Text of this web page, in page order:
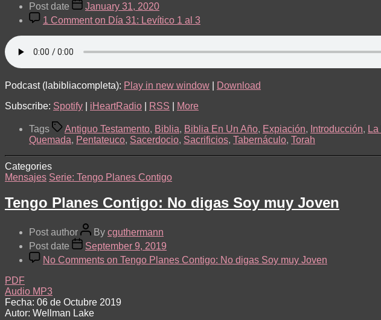
Post date
January 31, 2020
1 Commenton Día 31: Levítico 1 al 3
Podcast (labibliacompleta): Play in new window
Download
Subscribe: Spotify iHeartRadio RSS More
Tags Antiguo Testamento, Biblia, Biblia En Un Año, Expiación, Introducción,
Quemada, Pentateuco, Sacerdocio, Sacrificios, Tabernáculo, Torah
Categories
Mensajes Serie: Tengo Planes Contigo
Tengo Planes Contigo: No digas Soy muy Joven
Post author By cguthermann
Post date
September 9, 2019
No Comments on Tengo Planes Contigo: No digas Soy muy Joven
PDF
Audio MP3
Fecha: 06 de Octubre 2019
Autor: Wellman Lake